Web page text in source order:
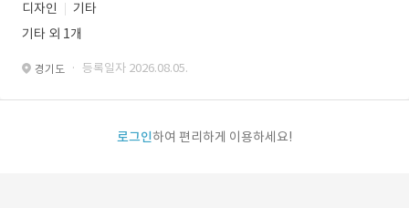
디자인
기타
기타 외 1개
경기도 · 등록일자 2026.08.05.
로그인하여 편리하게 이용하세요!